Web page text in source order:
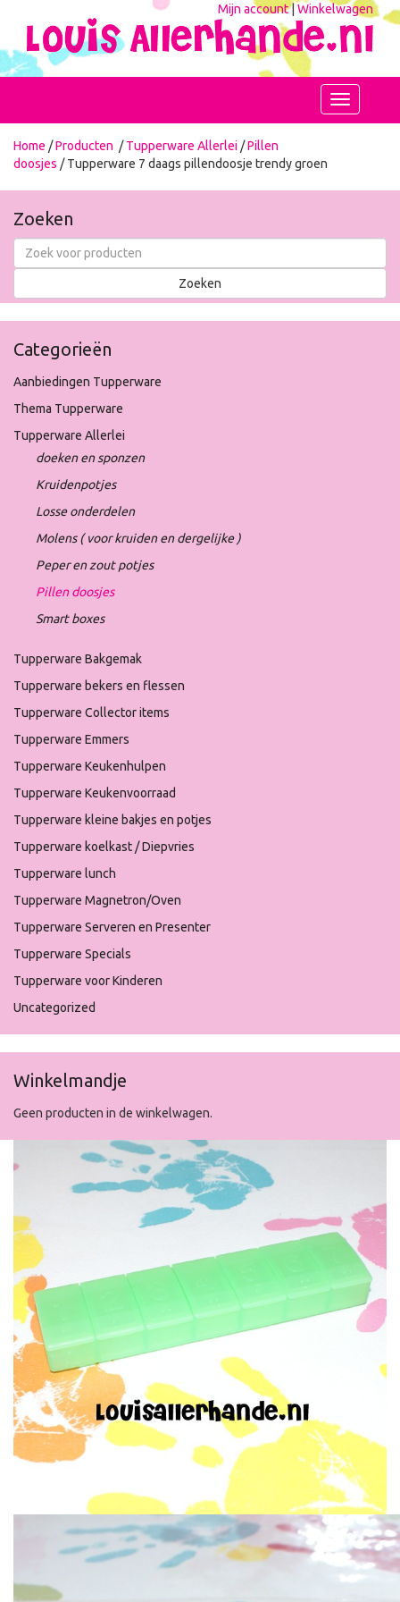
Mijn account|Winkelwagen
Toggle
navigation
Home /Producten /Tupperware Allerlei /Pillen
doosjes / Tupperware 7 daags pillendoosje trendy groen
Zoeken
Categorieën
Aanbiedingen Tupperware
Thema Tupperware
Tupperware Allerlei
doeken en sponzen
Kruidenpotjes
Losse onderdelen
Molens ( voor kruiden en dergelijke )
Peper en zout potjes
Pillen doosjes
Smart boxes
Tupperware Bakgemak
Tupperware bekers en flessen
Tupperware Collector items
Tupperware Emmers
Tupperware Keukenhulpen
Tupperware Keukenvoorraad
Tupperware kleine bakjes en potjes
Tupperware koelkast / Diepvries
Tupperware lunch
Tupperware Magnetron/Oven
Tupperware Serveren en Presenter
Tupperware Specials
Tupperware voor Kinderen
Uncategorized
Winkelmandje
Geen producten in de winkelwagen.